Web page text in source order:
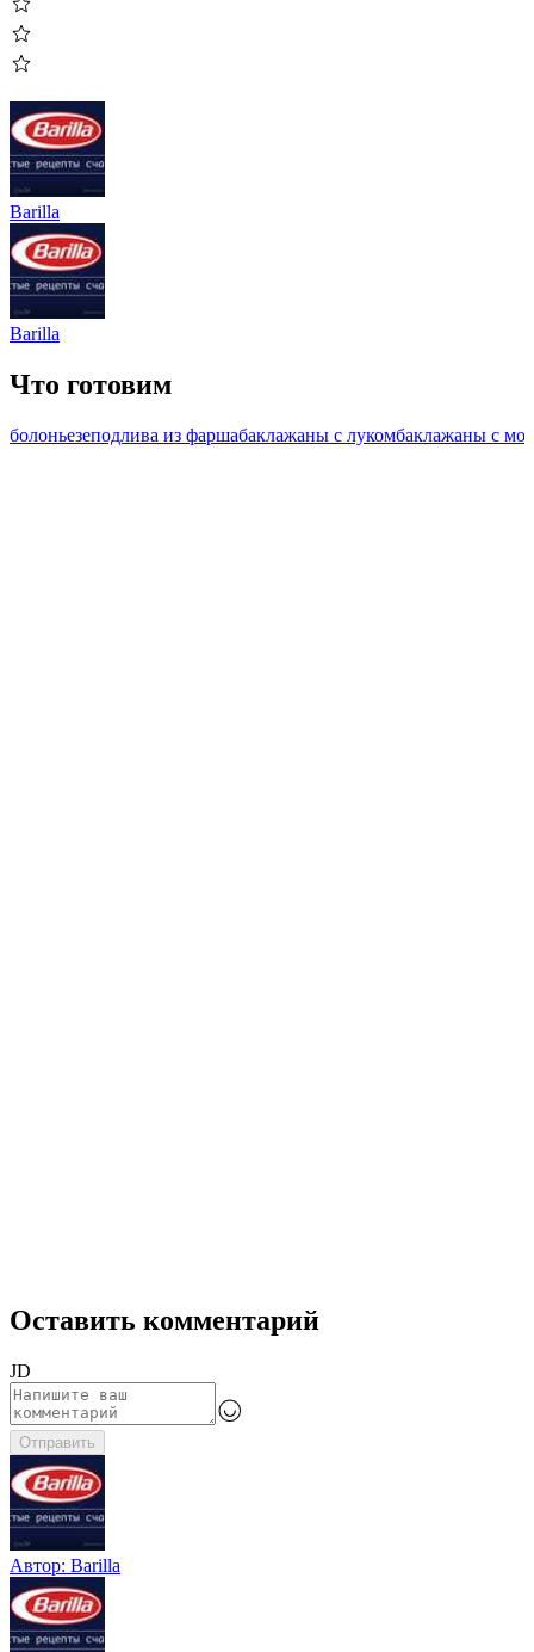
Barilla
Barilla
Что готовим
болоньезеподлива из фаршабаклажаны с лукомбаклажаны с
Оставить комментарий
JD
Отправить
Автор: Barilla